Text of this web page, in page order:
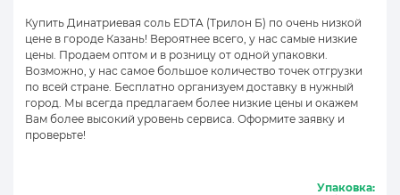
Купить Динатриевая соль EDTA (Трилон Б) по очень низкой
цене в городе Казань! Вероятнее всего, у нас самые низкие
цены. Продаем оптом и в розницу от одной упаковки.
Возможно, у нас самое большое количество точек отгрузки
по всей стране. Бесплатно организуем доставку в нужный
город. Мы всегда предлагаем более низкие цены и окажем
Вам более высокий уровень сервиса. Оформите заявку и
проверьте!
Упаковка: